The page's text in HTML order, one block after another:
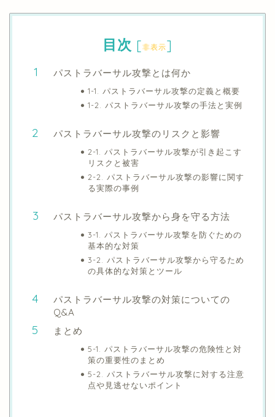
目次 [非表示]
パストラバーサル攻撃とは何か
1-1. パストラバーサル攻撃の定義と概要
1-2. パストラバーサル攻撃の手法と実例
パストラバーサル攻撃のリスクと影響
2-1. パストラバーサル攻撃が引き起こす
リスクと被害
2-2. パストラバーサル攻撃の影響に関す
る実際の事例
パストラバーサル攻撃から身を守る方法
3-1. パストラバーサル攻撃を防ぐための
基本的な対策
3-2. パストラバーサル攻撃から守るため
の具体的な対策とツール
パストラバーサル攻撃の対策についての
Q&A
まとめ
5-1. パストラバーサル攻撃の危険性と対
策の重要性のまとめ
5-2. パストラバーサル攻撃に対する注意
点や見逃せないポイント